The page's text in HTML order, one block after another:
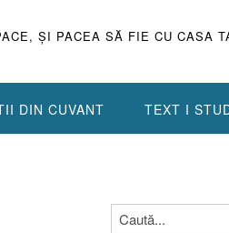
ŞI PACEA SĂ FIE CU CASA
DIN CUVANT TEXT I